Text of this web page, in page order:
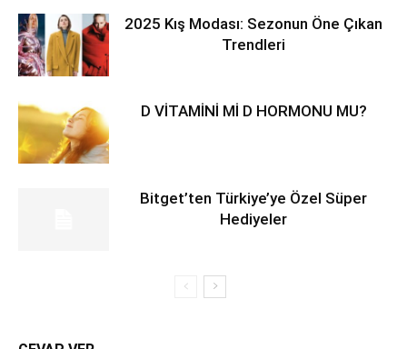
2025 Kış Modası: Sezonun Öne Çıkan
Trendleri
D VİTAMİNİ Mİ D HORMONU MU?
Bitget’ten Türkiye’ye Özel Süper
Hediyeler